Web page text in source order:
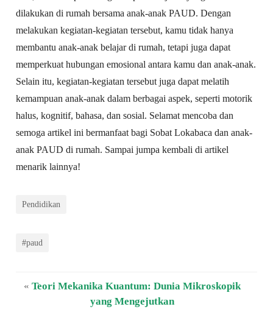
dilakukan di rumah bersama anak-anak PAUD. Dengan
melakukan kegiatan-kegiatan tersebut, kamu tidak hanya
membantu anak-anak belajar di rumah, tetapi juga dapat
memperkuat hubungan emosional antara kamu dan anak-anak.
Selain itu, kegiatan-kegiatan tersebut juga dapat melatih
kemampuan anak-anak dalam berbagai aspek, seperti motorik
halus, kognitif, bahasa, dan sosial. Selamat mencoba dan
semoga artikel ini bermanfaat bagi Sobat Lokabaca dan anak-
anak PAUD di rumah. Sampai jumpa kembali di artikel
menarik lainnya!
Pendidikan
#paud
« Teori Mekanika Kuantum: Dunia Mikroskopik
yang Mengejutkan